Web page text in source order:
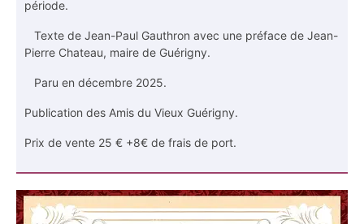
période.
Texte de Jean-Paul Gauthron avec une préface de Jean-
Pierre Chateau, maire de Guérigny.
Paru en décembre 2025.
Publication des Amis du Vieux Guérigny.
Prix de vente 25 € +8€ de frais de port.